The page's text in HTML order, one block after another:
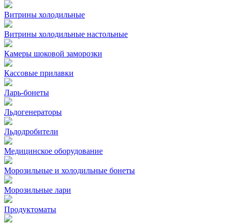
Витрины холодильные
Витрины холодильные настольные
Камеры шоковой заморозки
Кассовые прилавки
Ларь-бонеты
Льдогенераторы
Льдодробители
Медицинское оборудование
Морозильные и холодильные бонеты
Морозильные лари
Продуктоматы